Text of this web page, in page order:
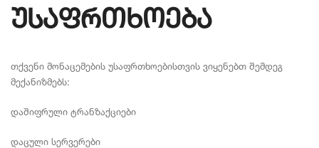
უსაფრთხოება
თქვენი მონაცემების უსაფრთხოებისთვის ვიყენებთ შემდეგ
მექანიზმებს:
დაშიფრული ტრანზაქციები
დაცული სერვერები